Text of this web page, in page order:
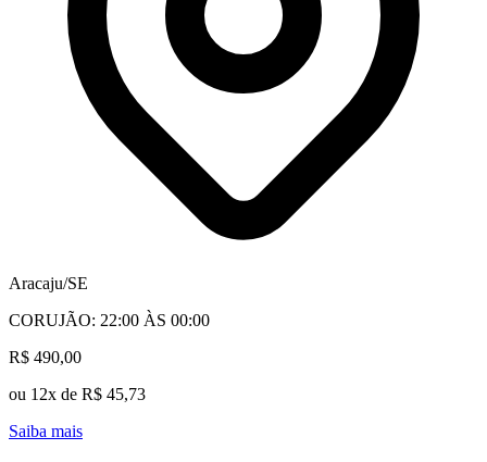
Aracaju/SE
CORUJÃO: 22:00 ÀS 00:00
R$ 490,00
ou 12x de R$ 45,73
Saiba mais